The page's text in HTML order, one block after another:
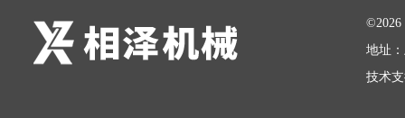
地址
技术